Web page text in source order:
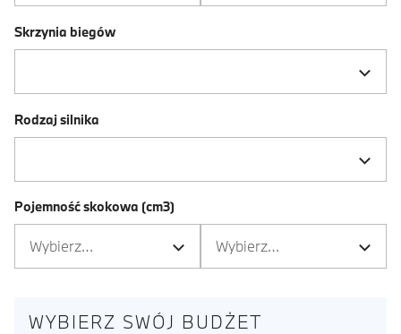
Skrzynia biegów
Rodzaj silnika
Pojemność skokowa (cm3)
WYBIERZ SWÓJ BUDŻET